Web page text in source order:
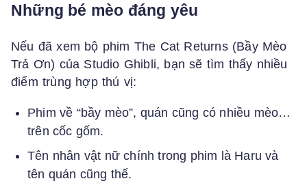
Những bé mèo đáng yêu
Nếu đã xem bộ phim The Cat Returns (Bầy Mèo
Trả Ơn) của Studio Ghibli, bạn sẽ tìm thấy nhiều
điểm trùng hợp thú vị:
Phim về “bầy mèo”, quán cũng có nhiều mèo…
trên cốc gốm.
Tên nhân vật nữ chính trong phim là Haru và
tên quán cũng thế.